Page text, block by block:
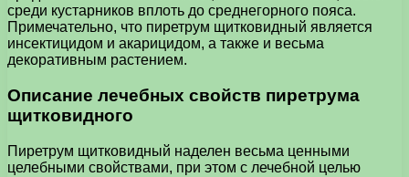
среди кустарников вплоть до среднегорного пояса.
Примечательно, что пиретрум щитковидный является
инсектицидом и акарицидом, а также и весьма
декоративным растением.
Описание лечебных свойств пиретрума
щитковидного
Пиретрум щитковидный наделен весьма ценными
целебными свойствами, при этом с лечебной целью